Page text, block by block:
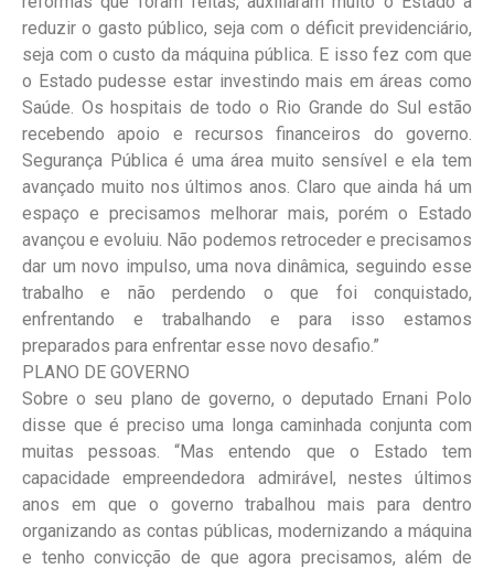
reduzir o gasto público, seja com o déficit previdenciário,
seja com o custo da máquina pública. E isso fez com que
o Estado pudesse estar investindo mais em áreas como
Saúde. Os hospitais de todo o Rio Grande do Sul estão
recebendo apoio e recursos financeiros do governo.
Segurança Pública é uma área muito sensível e ela tem
avançado muito nos últimos anos. Claro que ainda há um
espaço e precisamos melhorar mais, porém o Estado
avançou e evoluiu. Não podemos retroceder e precisamos
dar um novo impulso, uma nova dinâmica, seguindo esse
trabalho e não perdendo o que foi conquistado,
enfrentando e trabalhando e para isso estamos
preparados para enfrentar esse novo desafio.”
PLANO DE GOVERNO
Sobre o seu plano de governo, o deputado Ernani Polo
disse que é preciso uma longa caminhada conjunta com
muitas pessoas. “Mas entendo que o Estado tem
capacidade empreendedora admirável, nestes últimos
anos em que o governo trabalhou mais para dentro
organizando as contas públicas, modernizando a máquina
e tenho convicção de que agora precisamos, além de